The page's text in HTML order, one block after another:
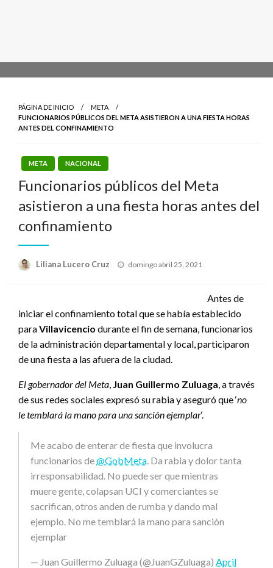
PÁGINA DE INICIO
META
FUNCIONARIOS PÚBLICOS DEL META ASISTIERON A UNA FIESTA HORAS
ANTES DEL CONFINAMIENTO
META NACIONAL
Funcionarios públicos del Meta
asistieron a una fiesta horas antes del
confinamiento
Liliana Lucero Cruz
Publicado
domingo abril 25, 2021
Antes de
iniciar el confinamiento total que se había establecido
paraVillavicencio durante el fin de semana, funcionarios
de la administración departamental y local, participaron
de una fiesta a las afuera de la ciudad.
El gobernador del Meta, Juan Guillermo Zuluaga, a través
de sus redes sociales expresó su rabia y aseguró que ‘no
le temblará la mano para una sanción ejemplar‘.
Me acabo de enterar de fiesta que involucra
funcionarios de@GobMeta. Da rabia y dolor tanta
irresponsabilidad. No puede ser que mientras
muere gente, colapsan UCI y comerciantes se
sacrifican, otros anden de rumba y dando mal
ejemplo. No me temblará la mano para sanción
ejemplar
— Juan Guillermo Zuluaga (@JuanGZuluaga) April